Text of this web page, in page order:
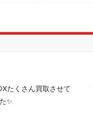
たくさん買取させて
✨